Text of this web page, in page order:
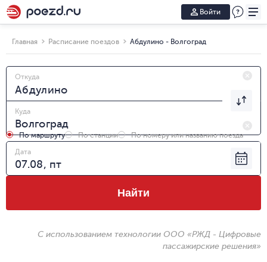
Войти
Главная Расписание поездов Абдулино - Волгоград
Откуда
Куда
По маршруту По станции
По номеру или названию поезда
Дата
Найти
С использованием технологии ООО «РЖД - Цифровые
пассажирские решения»